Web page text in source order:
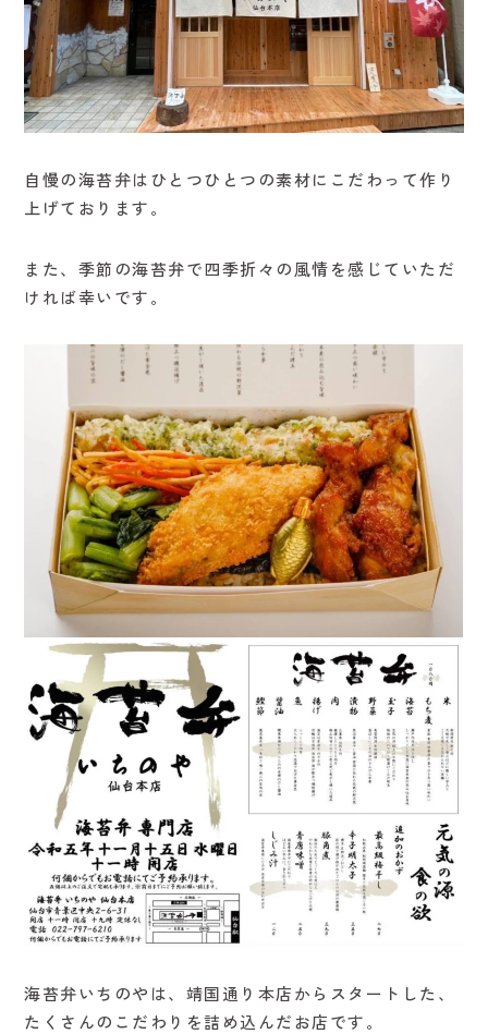
自慢の海苔弁はひとつひとつの素材にこだわって作り
上げております。
また、季節の海苔弁で四季折々の風情を感じていただ
ければ幸いです。
海苔弁いちのやは、靖国通り本店からスタートした、
たくさんのこだわりを詰め込んだお店です。